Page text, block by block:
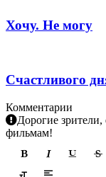
Хочу. Не могу
Счастливого
Комментарии
Дорогие
фильмам!